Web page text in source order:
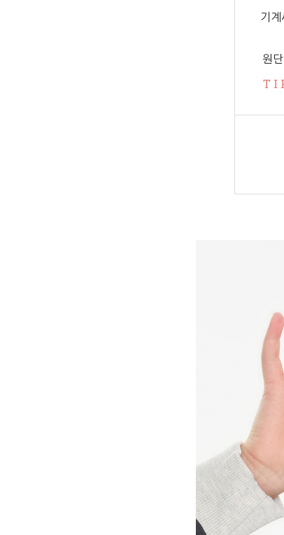
기
원
T I